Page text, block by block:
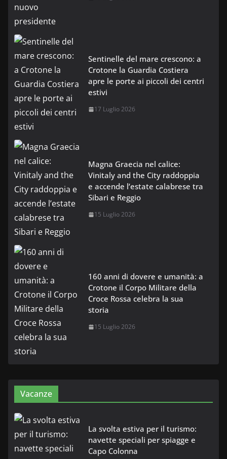
Sentinelle del mare crescono: a
Crotone la Guardia Costiera
apre le porte ai piccoli dei centri
estivi
17 Luglio 2026
Magna Graecia nel calice:
Vinitaly and the City raddoppia
e accende l’estate calabrese tra
Sibari e Reggio
15 Luglio 2026
160 anni di dovere e umanità: a
Crotone il Corpo Militare della
Croce Rossa celebra la sua
storia
15 Luglio 2026
Vacanze
La svolta estiva per il turismo:
navette speciali per spiagge e
Capo Colonna